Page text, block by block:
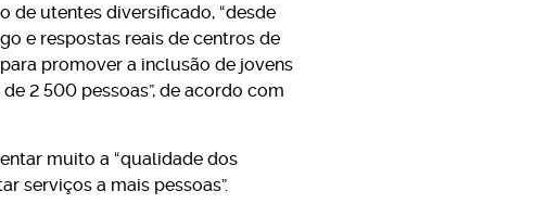
de utentes diversificado, “desde
e respostas reais de centros de
promover a inclusão de jovens
2 500 pessoas”, de acordo com
muito a “qualidade dos
serviços a mais pessoas”.